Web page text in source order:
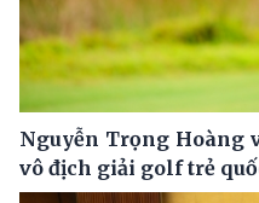
Nguyễn Trọng Hoàng
vô địch giải golf trẻ